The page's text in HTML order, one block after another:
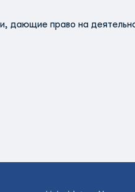
дающие право на